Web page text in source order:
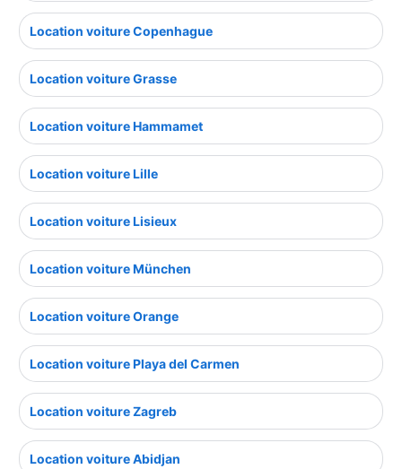
Location voiture Copenhague
Location voiture Grasse
Location voiture Hammamet
Location voiture Lille
Location voiture Lisieux
Location voiture München
Location voiture Orange
Location voiture Playa del Carmen
Location voiture Zagreb
Location voiture Abidjan